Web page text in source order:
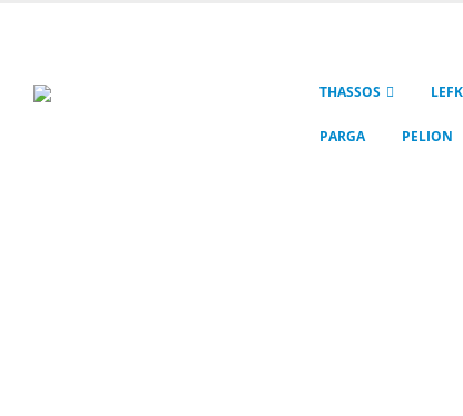
THASSOS
PARGA PELION